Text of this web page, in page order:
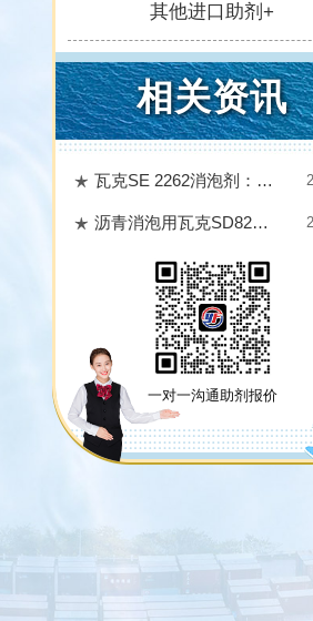
其他进口助剂+
相关资讯
瓦克SE 2262消泡剂：多行业效能标杆，破解工业泡沫难题
沥青消泡用瓦克SD8260消泡剂，效果怎么好？
一对一沟通助剂报价